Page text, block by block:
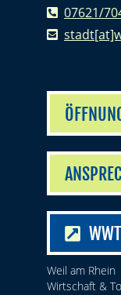
07621/
WWT
Weil am Rhein
Wirtschaft &